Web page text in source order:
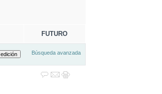
FUTURO
Búsqueda avanzada